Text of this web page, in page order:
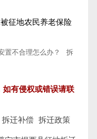
征地农民养老保险
置不合理怎么办？
拆
如有侵权或错误请联
拆迁补偿 拆迁政策